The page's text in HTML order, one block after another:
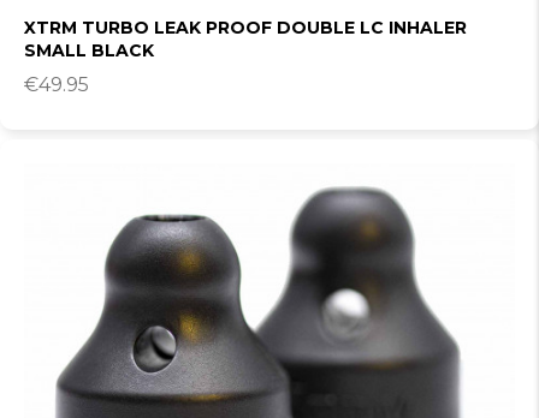
XTRM TURBO LEAK PROOF DOUBLE LC INHALER
SMALL BLACK
€49.95